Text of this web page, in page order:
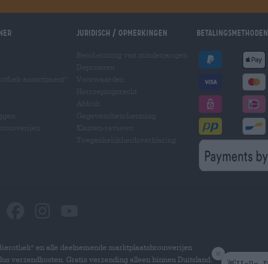
Juridisch / Opmerkingen Betalingsmethoden
en alle deelnemende marktplaatsbrouwerijen
verzendkosten. Gratis verzending alleen binnen Duitsland.